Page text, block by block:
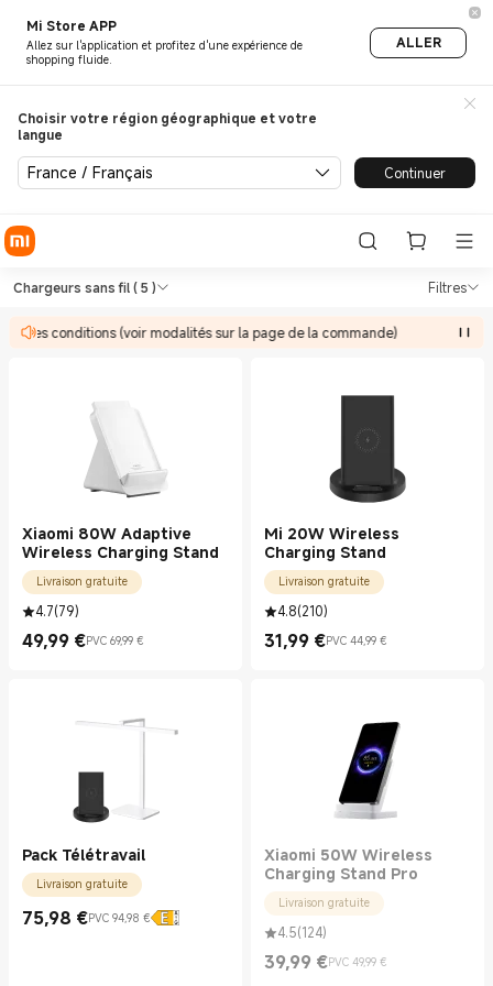
Mi Store APP
Allez sur l'application et profitez d'une expérience de
shopping fluide.
ALLER
Choisir votre région géographique et votre
langue
France / Français Continuer
Shop Chargeurs Chargeurs
Chargeurs sans fil( 5 ) Filtres
à des conditions (voir modalités sur la page de la commande)
Shop Chargeurs Chargeurs sans fil in
Xiaomi 80W Adaptive
Wireless Charging Stand
Livraison gratuite
4.7(79)
49,99 €
Current Price €49.99
PVC 69,99 €
Prix de vente 69,99 €
Mi 20W Wireless
Charging Stand
Livraison gratuite
4.8(210)
31,99 €
Current Price €31.99
PVC 44,99 €
Prix de vente 44,99 €
Pack Télétravail
Livraison gratuite
75,98 €
Current Price €75.98
PVC 94,98 €
Prix de vente 94,98 €
Xiaomi 50W Wireless
Charging Stand Pro
Livraison gratuite
4.5(124)
39,99 €
Current Price €39.99
PVC 49,99 €
Prix de vente 49,99 €